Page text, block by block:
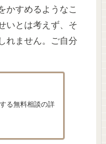
かすめるようなこ
いとは考えず、そ
れません。ご自分
る無料相談の詳